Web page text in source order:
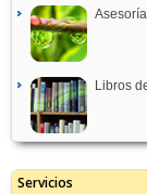
Libros
Servicios